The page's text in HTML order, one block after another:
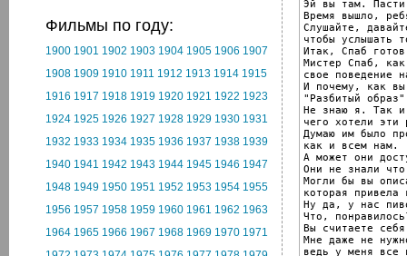
Фильмы по году:
1900 1901 1902 1903 1904 1905 1906 1907
1908 1909 1910 1911 1912 1913 1914 1915
1916 1917 1918 1919 1920 1921 1922 1923
1924 1925 1926 1927 1928 1929 1930 1931
1932 1933 1934 1935 1936 1937 1938 1939
1940 1941 1942 1943 1944 1945 1946 1947
1948 1949 1950 1951 1952 1953 1954 1955
1956 1957 1958 1959 1960 1961 1962 1963
1964 1965 1966 1967 1968 1969 1970 1971
Эй вы там. Пасти
Время вышло,
Слушайте,
чтобы услышать
Итак, Спаб
Мистер Спаб,
свое поведение
И почему, как
"Разбитый
Не знаю я. Так и
чего хотели эти
Думаю им было
как и всем нам.
А может они
Они не знали
Могли бы вы
которая
Ну да, у нас
Что,
Вы считаете
Мне даже не
ведь у меня все